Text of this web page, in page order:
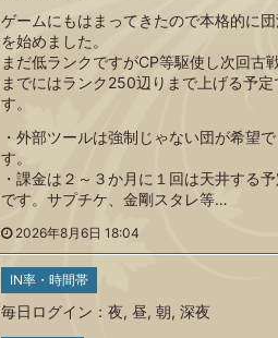
ゲームにもはまってきたので本格的に
を始めました。
まだ低ランクですがCP等駆使し次回古
までにはランク250辺りまで上げる予定
す。
・外部ツールは強制じゃない団が希望で
す。
・課金は２～３か月に１回は天井する
です。サプチケ、金剛スタレ等…
2026年8月6日 18:04
IN率・時間帯
毎日ログイン ： 夜, 昼, 朝, 深夜